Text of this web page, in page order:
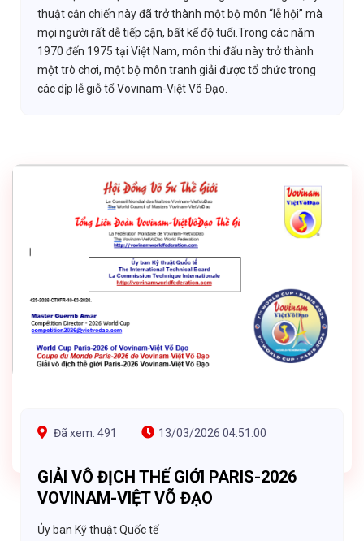
thuật cận chiến này đã trở thành một bộ môn “lễ hội” mà
mọi người rất dễ tiếp cận, bất kể độ tuổi.Trong các năm
1970 đến 1975 tại Việt Nam, môn thi đấu này trở thành
một trò chơi, một bộ môn tranh giải được tổ chức trong
các dịp lễ giỗ tổ Vovinam-Việt Võ Đạo.
Đã xem: 491 13/03/2026 04:51:00
GIẢI VÔ ĐỊCH THẾ GIỚI PARIS-2026
VOVINAM-VIỆT VÕ ĐẠO
Ủy ban Kỹ thuật Quốc tế